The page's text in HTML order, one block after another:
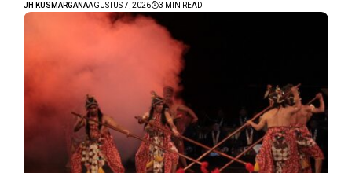
JH KUSMARGANAAGUSTUS 7, 2026 3 MIN READ